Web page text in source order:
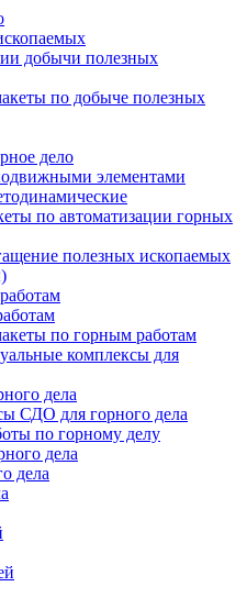
добычи полезных
по добыче полезных
дело
элементами
по автоматизации горных
полезных ископаемых
по горным работам
комплексы для
дела
СДО для горного дела
по горному делу
дела
дела